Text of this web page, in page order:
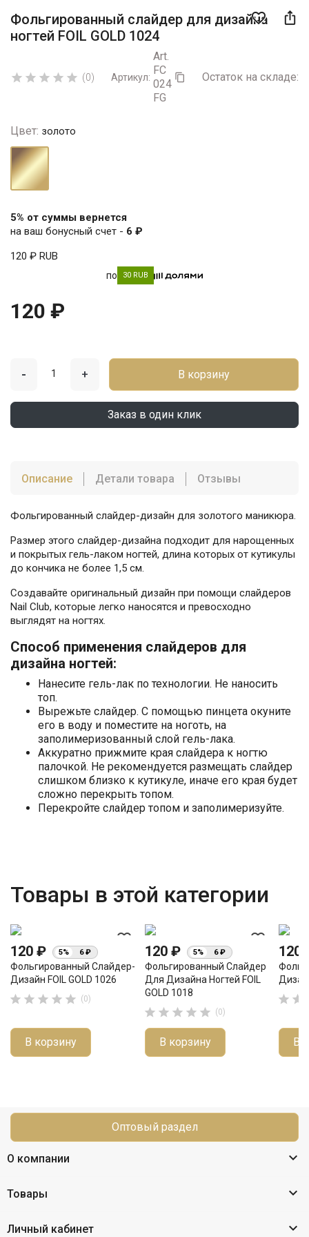
favorite_border 
Фольгированный слайдер для дизайна
ногтей FOIL GOLD 1024
     (0) Артикул:
Art.
FC
024
FG
 Остаток на складе:
Цвет: золото
золото
5% от суммы вернется
на ваш бонусный счет - 6 ₽
120 ₽ RUB
по 30 RUB
120 ₽
- + В корзину
Заказ в один клик
Описание Детали товара Отзывы
Фольгированный слайдер-дизайн для золотого маникюра.
Размер этого слайдер-дизайна подходит для нарощенных
и покрытых гель-лаком ногтей, длина которых от кутикулы
до кончика не более 1,5 см.
Создавайте оригинальный дизайн при помощи слайдеров
Nail Club, которые легко наносятся и превосходно
выглядят на ногтях.
Способ применения слайдеров для
дизайна ногтей:
Нанесите гель-лак по технологии. Не наносить
топ.
Вырежьте слайдер. С помощью пинцета окуните
его в воду и поместите на ноготь, на
заполимеризованный слой гель-лака.
Аккуратно прижмите края слайдера к ногтю
палочкой. Не рекомендуется размещать слайдер
слишком близко к кутикуле, иначе его края будет
сложно перекрыть топом.
Перекройте слайдер топом и заполимеризуйте.
Товары в этой категории
favorite_border
120 ₽ 5% 6 ₽
Фольгированный Слайдер-
Дизайн FOIL GOLD 1026
     (0)
В корзину
favorite_border
120 ₽ 5% 6 ₽
Фольгированный Слайдер
Для Дизайна Ногтей FOIL
GOLD 1018
     (0)
В корзину
120
 
В
Оптовый раздел
О компании 
Товары 
Личный кабинет 